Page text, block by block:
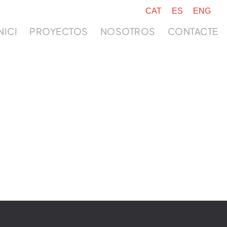
CAT ES ENG
PROYECTOS NOSOTROS CONTACTE